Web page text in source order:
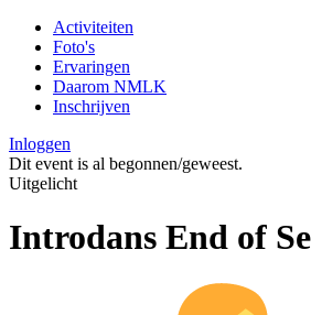
Activiteiten
Foto's
Ervaringen
Daarom NMLK
Inschrijven
Inloggen
Dit event is al begonnen/geweest.
Uitgelicht
Introdans End of